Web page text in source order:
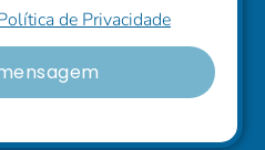
de Privacidade